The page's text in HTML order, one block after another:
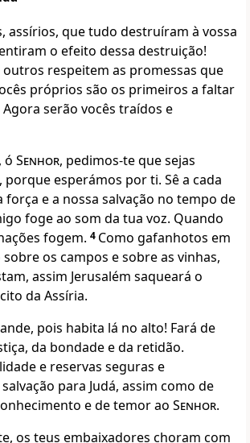
assírios, que tudo destruíram à vossa
o efeito dessa destruição!
outros respeitem as promessas que
próprios são os primeiros a faltar
serão vocês traídos e
ó Senhor, pedimos-te que sejas
esperámos por ti. Sê a cada
força e a nossa salvação no tempo de
foge ao som da tua voz. Quando
fogem. 4 Como gafanhotos em
os campos e sobre as vinhas,
assim Jerusalém saqueará o
da Assíria.
pois habita lá no alto! Fará de
da bondade e da retidão.
e reservas seguras e
para Judá, assim como de
e de temor ao Senhor.
os teus embaixadores choram com